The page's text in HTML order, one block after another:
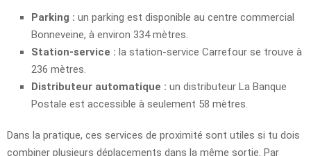
Parking : un parking est disponible au centre commercial
Bonneveine, à environ 334 mètres.
Station-service : la station-service Carrefour se trouve à
236 mètres.
Distributeur automatique : un distributeur La Banque
Postale est accessible à seulement 58 mètres.
Dans la pratique, ces services de proximité sont utiles si tu dois
combiner plusieurs déplacements dans la même sortie. Par